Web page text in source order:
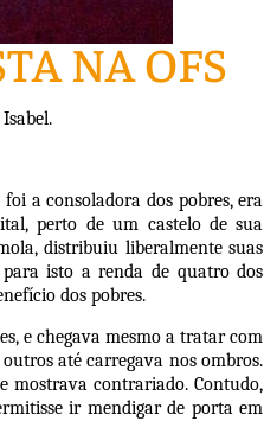
NA OFS
a consoladora dos pobres, era
perto de um castelo de sua
distribuiu liberalmente suas
isto a renda de quatro dos
dos pobres.
e chegava mesmo a tratar com
até carregava nos ombros.
mostrava contrariado. Contudo,
ir mendigar de porta em